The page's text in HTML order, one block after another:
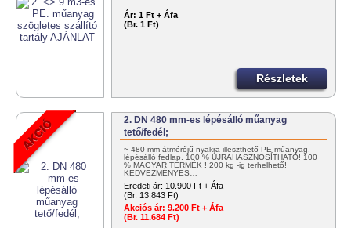
Ár: 1 Ft + Áfa
(Br. 1 Ft)
Részletek
2. DN 480 mm-es lépésálló műanyag
tető/fedél;
~ 480 mm átmérőjű nyakra illeszthető PE műanyag,
lépésálló fedlap. 100 % ÚJRAHASZNOSÍTHATÓ! 100
% MAGYAR TERMÉK ! 200 kg -ig terhelhető!
KEDVEZMÉNYES…
Eredeti ár: 10.900 Ft + Áfa
(Br. 13.843 Ft)
Akciós ár: 9.200 Ft + Áfa
(Br. 11.684 Ft)